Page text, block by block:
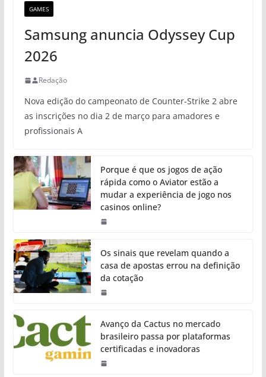
GAMES
Samsung anuncia Odyssey Cup
2026
Redação
Nova edição do campeonato de Counter-Strike 2 abre
as inscrições no dia 2 de março para amadores e
profissionais A
Porque é que os jogos de ação
rápida como o Aviator estão a
mudar a experiência de jogo nos
casinos online?
Os sinais que revelam quando a
casa de apostas errou na definição
da cotação
Avanço da Cactus no mercado
brasileiro passa por plataformas
certificadas e inovadoras